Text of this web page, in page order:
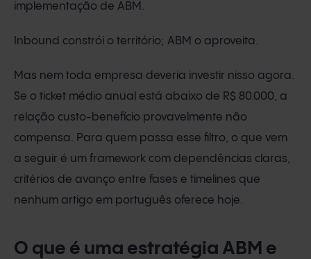
implementação de ABM.
Inbound constrói o território; ABM o aproveita.
Mas nem toda empresa deveria investir nisso agora.
Se o ticket médio anual está abaixo de R$ 80.000, a
relação custo-benefício provavelmente não
compensa. Para quem passa esse filtro, o que vem
a seguir é um framework com dependências claras,
critérios de avanço entre fases e timelines que
nenhum artigo em português oferece hoje.
O que é uma estratégia ABM e